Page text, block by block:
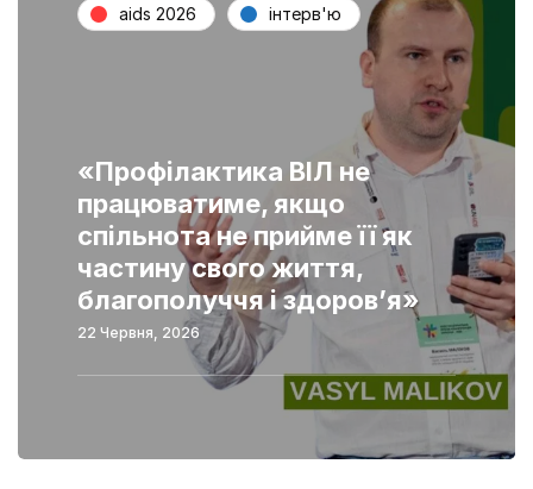
aids 2026 інтерв'ю
«Профілактика ВІЛ не
працюватиме, якщо
спільнота не прийме її як
частину свого життя,
благополуччя і здоров’я»
22 Червня, 2026